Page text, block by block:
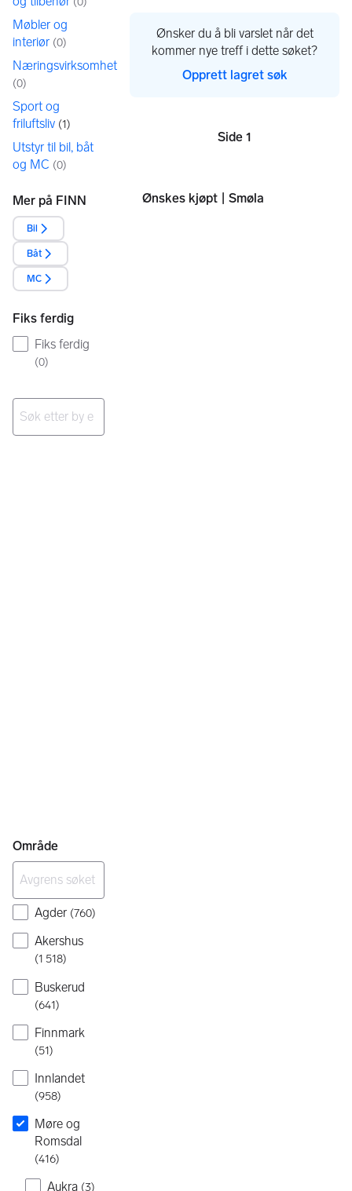
Møbler og
interiør (0)
Næringsvirksomhet
(0)
Sport og
friluftsliv (1)
Utstyr til bil, båt
og MC (0)
Mer på FINN
Bil
Båt
MC
Fiks ferdig
Fiks ferdig
(0)
Område
Agder (760)
Akershus
(1 518)
Buskerud
(641)
Finnmark
(51)
Innlandet
(958)
Møre og
Romsdal
(416)
Aukra (3)
Ønsker du å bli varslet når det
kommer nye treff i dette søket?
Opprett lagret søk
Sider
Side 1
Ønskes kjøpt | Smøla